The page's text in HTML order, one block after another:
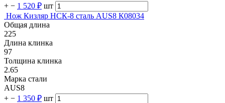
+ − 1 520 ₽ шт
Нож Кизляр НСК-8 сталь AUS8 К08034
Общая длина
225
Длина клинка
97
Толщина клинка
2.65
Марка стали
AUS8
+ − 1 350 ₽ шт